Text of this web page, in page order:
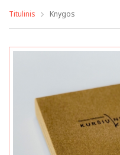
Titulinis Knygos